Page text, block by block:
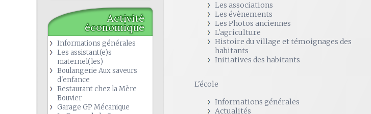
Activité
économique
Informations générales
Les assistant(e)s
maternel(les)
Boulangerie Aux saveurs
d'enfance
Restaurant chez la Mère
Bouvier
Garage GP Mécanique
Les associations
Les évènements
Les Photos anciennes
L'agriculture
Histoire du village et témoignages des
habitants
Initiatives des habitants
L'école
Informations générales
Actualités